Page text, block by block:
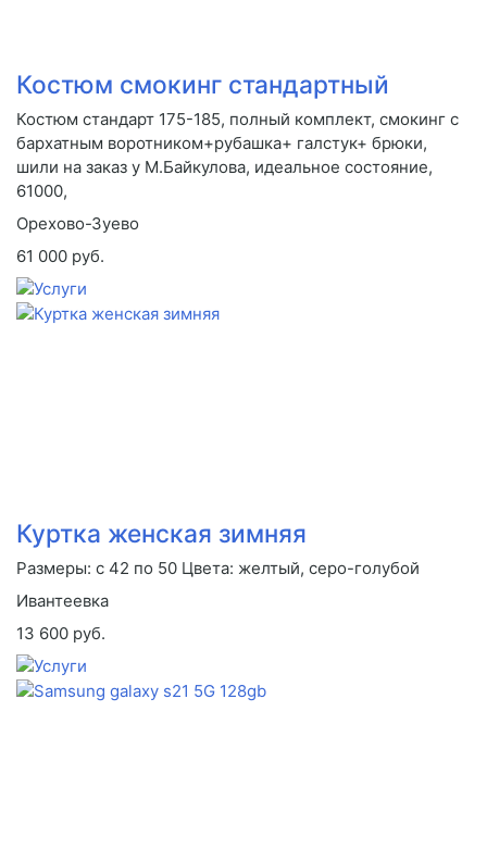
Костюм смокинг стандартный
Костюм стандарт 175-185, полный комплект, смокинг с
бархатным воротником+рубашка+ галстук+ брюки,
шили на заказ у М.Байкулова, идеальное состояние,
61000,
Орехово-Зуево
61 000 руб.
Куртка женская зимняя
Размеры: с 42 по 50 Цвета: желтый, серо-голубой
Ивантеевка
13 600 руб.